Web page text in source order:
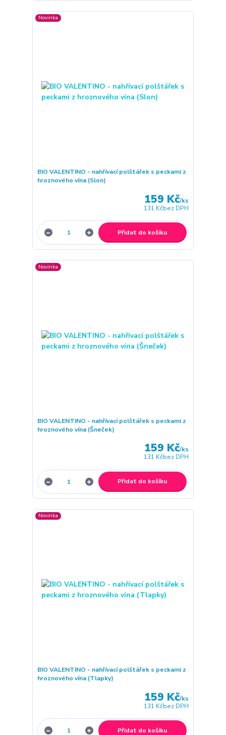
Novinka
BIO VALENTINO - nahřívací polštářek s peckami z
hroznového vína (Slon)
159 Kč/ks
131 Kčbez DPH
Přidat do košíku
Novinka
BIO VALENTINO - nahřívací polštářek s peckami z
hroznového vína (Šneček)
159 Kč/ks
131 Kčbez DPH
Přidat do košíku
Novinka
BIO VALENTINO - nahřívací polštářek s peckami z
hroznového vína (Tlapky)
159 Kč/ks
131 Kčbez DPH
Přidat do košíku